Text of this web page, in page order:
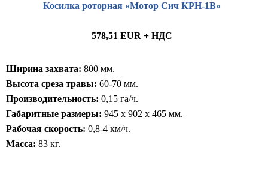
Косилка роторная «Мотор Сич КРН-1В»
578,51 EUR + НДС
Ширина захвата: 800 мм.
Высота среза травы: 60-70 мм.
Производительность: 0,15 га/ч.
Габаритные размеры: 945 x 902 x 465 мм.
Рабочая скорость: 0,8-4 км/ч.
Масса: 83 кг.